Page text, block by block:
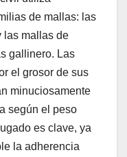
de mallas: las
las mallas de
gallinero. Las
el grosor de sus
minuciosamente
según el peso
es clave, ya
la adherencia